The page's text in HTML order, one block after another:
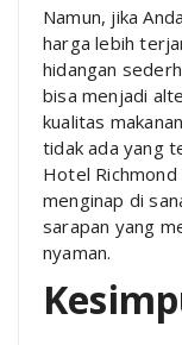
Namun, jika
harga lebih
hidangan
bisa menjadi
kualitas
tidak ada yang
Hotel Richmond
menginap di
sarapan yang
nyaman.